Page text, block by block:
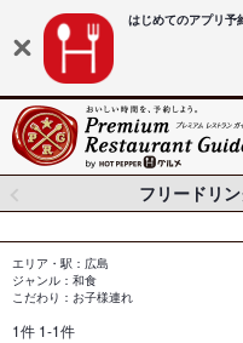
はじめてのアプリ予
フリードリ
エリア・駅：広島
ジャンル：和食
こだわり：お子様連れ
1件 1-1件